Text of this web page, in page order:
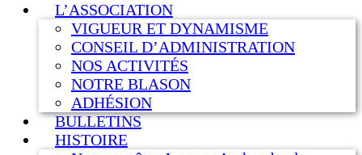
L’ASSOCIATION
VIGUEUR ET DYNAMISME
CONSEIL D’ADMINISTRATION
NOS ACTIVITÉS
NOTRE BLASON
ADHÉSION
BULLETINS
HISTOIRE